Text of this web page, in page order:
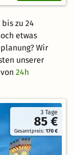
zu 24
etwas
Wir
unserer
24h
3 Tage
85 €
Gesamtpreis: 170 €